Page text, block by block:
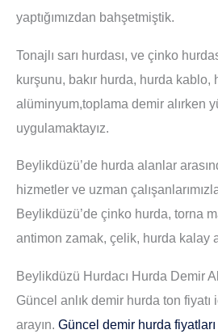
yaptığımızdan bahşetmiştik.
Tonajlı sarı hurdası, ve çinko
kurşunu, bakır hurda, hurda kablo,
alüminyum,toplama demir alırken
uygulamaktayız.
Beylikdüzü’de hurda alanlar
hizmetler ve uzman
Beylikdüzü’de çinko hurda, torna
antimon zamak, çelik, hurda kalay
Beylikdüzü Hurdacı Hurda Demir
Güncel anlık demir hurda ton
arayın. Güncel demir hurda fiyatları